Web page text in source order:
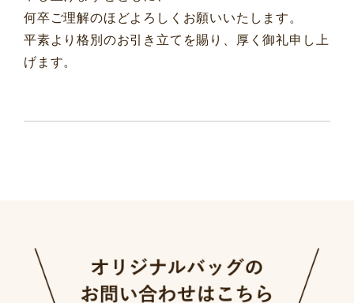
何卒ご理解のほどよろしくお願いいたします。
平素より格別のお引き立てを賜り、厚く御礼申し上
げます。